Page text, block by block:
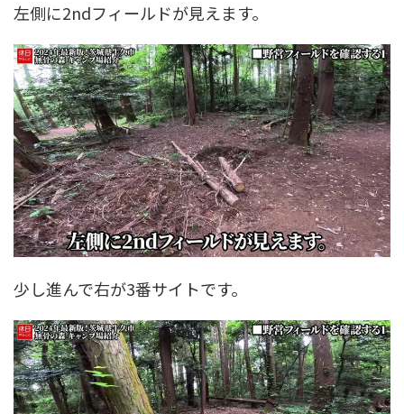
左側に2ndフィールドが見えます。
少し進んで右が3番サイトです。